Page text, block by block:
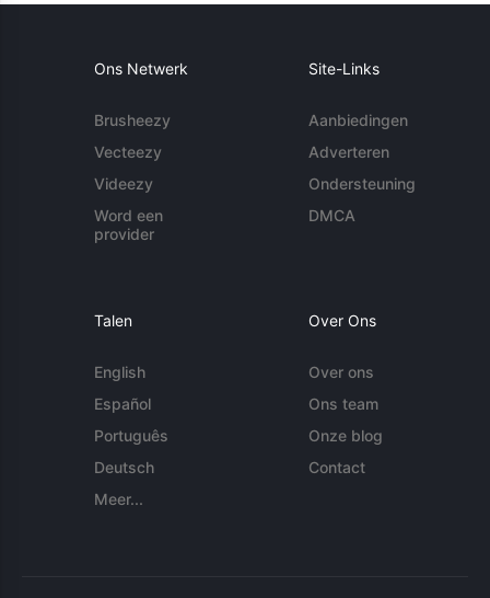
Ons Netwerk
Brusheezy
Vecteezy
Videezy
Word een
provider
Site-Links
Aanbiedingen
Adverteren
Ondersteuning
DMCA
Talen
English
Español
Português
Deutsch
Meer...
Over Ons
Over ons
Ons team
Onze blog
Contact